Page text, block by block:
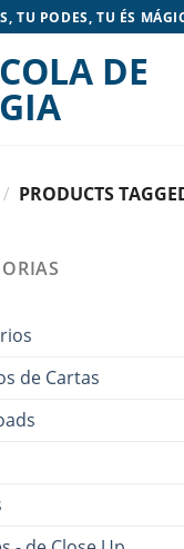
TU PODES, TU ÉS
/ PRODUCTS
de Cartas